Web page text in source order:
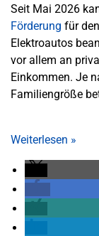
Seit Mai 2026
Förderung für
Elektroautos
vor allem an
Einkommen. Je
Familiengröße
Weiterlesen »